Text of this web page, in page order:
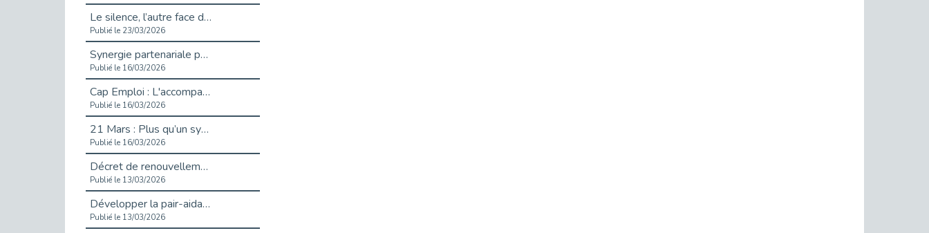
Le silence, l’autre face du recrutement : un appel au respect des candidats.
Publié le 23/03/2026
Synergie partenariale pour l'Inclusion Professionnelle chez Orange
Publié le 16/03/2026
Cap Emploi : L'accompagnement EXH c’est quoi ?
Publié le 16/03/2026
21 Mars : Plus qu’un symbole, un engagement pour l’inclusion
Publié le 16/03/2026
Décret de renouvellement de l'aide aux employeurs d'apprentis
Publié le 13/03/2026
Développer la pair-aidance en santé mentale : guide pour les employeurs
Publié le 13/03/2026